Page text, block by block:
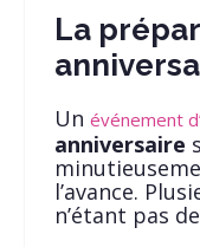
La
Un événement
anniversaire
l’avance.
n’étant pas